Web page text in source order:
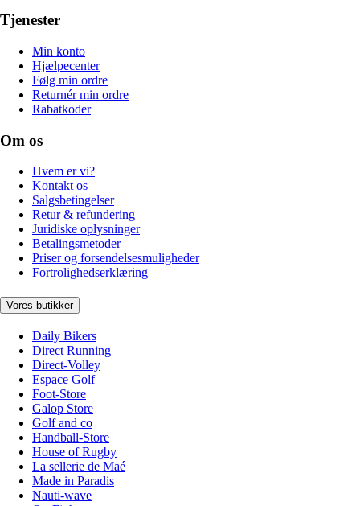
Tjenester
Min konto
Hjælpecenter
Følg min ordre
Returnér min ordre
Rabatkoder
Om os
Hvem er vi?
Kontakt os
Salgsbetingelser
Retur & refundering
Juridiske oplysninger
Betalingsmetoder
Priser og forsendelsesmuligheder
Fortrolighedserklæring
Vores butikker
Daily Bikers
Direct Running
Direct-Volley
Espace Golf
Foot-Store
Galop Store
Golf and co
Handball-Store
House of Rugby
La sellerie de Maé
Made in Paradis
Nauti-wave